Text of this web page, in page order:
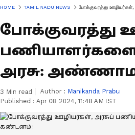
HOME TAMIL NADU NEWS போக்குவரத்து
போக்குவரத்து
பணியாளர்களை
அரசு:
3 Min read Author : Manikanda Prabu
Published : Apr 08 2024, 11:48 AM IST